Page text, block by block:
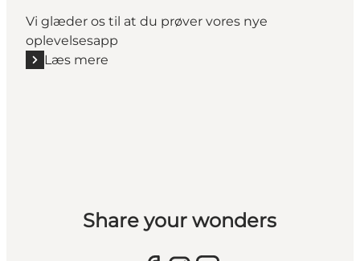
Vi glæder os til at du prøver vores nye
oplevelsesapp
Læs mere
Læs mere "VisitHerning Explore"
Share your wonders